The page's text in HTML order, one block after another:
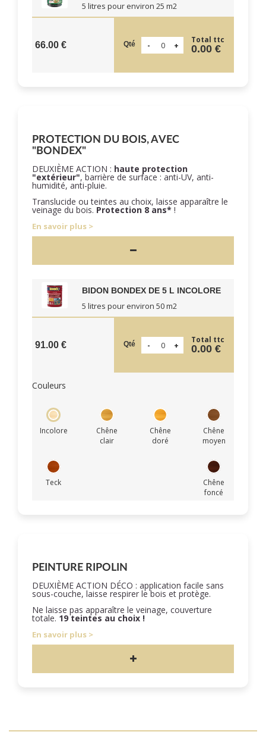
5 litres pour environ 25 m2
66.00 € Qté Total ttc
0.00 €
PROTECTION DU BOIS, AVEC
"BONDEX"
DEUXIÈME ACTION : haute protection
"extérieur", barrière de surface : anti-UV, anti-
humidité, anti-pluie.
Translucide ou teintes au choix, laisse apparaître le
veinage du bois. Protection 8 ans* !
En savoir plus
BIDON BONDEX DE 5 L INCOLORE
5 litres pour environ 50 m2
91.00 € Qté Total ttc
0.00 €
Couleurs
Incolore
Chêne
clair
Chêne
doré
Chêne
moyen
Teck
Chêne
foncé
PEINTURE RIPOLIN
DEUXIÈME ACTION DÉCO : application facile sans
sous-couche, laisse respirer le bois et protège.
Ne laisse pas apparaître le veinage, couverture
totale. 19 teintes au choix !
En savoir plus